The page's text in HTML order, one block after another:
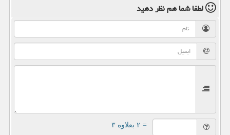
لطفا شما همنظر دهید
= ۲ بعلاوه ۳